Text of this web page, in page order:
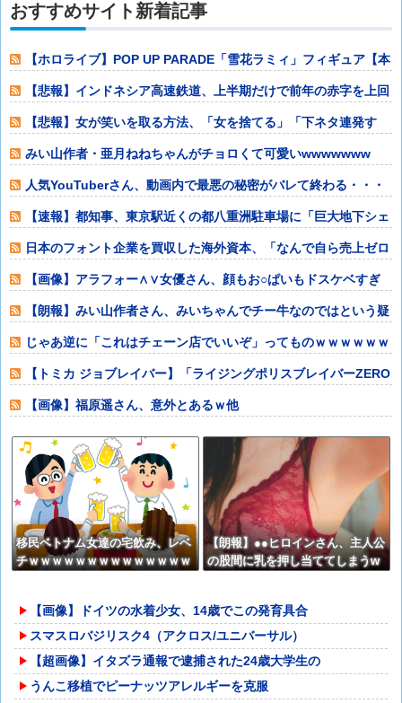
おすすめサイト新着記事
【ホロライブ】POP UP PARADE「雪花ラミィ」フィギュア【本
日発
【悲報】インドネシア高速鉄道、上半期だけで前年の赤字を上回
ってしまうww
【悲報】女が笑いを取る方法、「女を捨てる」「下ネタ連発す
る」「体を張る」
みい山作者・亜月ねねちゃんがチョロくて可愛いwwwwwww
（※画像あり
人気YouTuberさん、動画内で最悪の秘密がバレて終わる・・・
他
【速報】都知事、東京駅近くの都八重洲駐車場に「巨大地下シェ
ルター」整備を
日本のフォント企業を買収した海外資本、「なんで自ら売上ゼロ
にするようなこ
【画像】アラフォー∧∨女優さん、顔もお○ぱいもドスケベすぎ
るwwwwww
【朗報】みい山作者さん、みいちゃんでチー牛なのではという疑
惑が生まれるｗ
じゃあ逆に「これはチェーン店でいいぞ」ってものｗｗｗｗｗｗ
ｗｗ他
【トミカ ジョブレイバー】「ライジングポリスブレイバーZERO
デカライ
【画像】福原遥さん、意外とあるｗ他
移民ベトナム女達の宅飲み、レベ
チｗｗｗｗｗｗｗｗｗｗｗｗｗｗ
【朗報】●●ヒロインさん、主人公
の股間に乳を押し当ててしまうw
【画像】ドイツの水着少女、14歳でこの発育具合
スマスロバジリスク4（アクロス/ユニバーサル）
【超画像】イタズラ通報で逮捕された24歳大学生の
うんこ移植でピーナッツアレルギーを克服